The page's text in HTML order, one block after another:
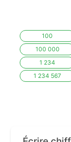
100
100 000
1 234
1 234 567